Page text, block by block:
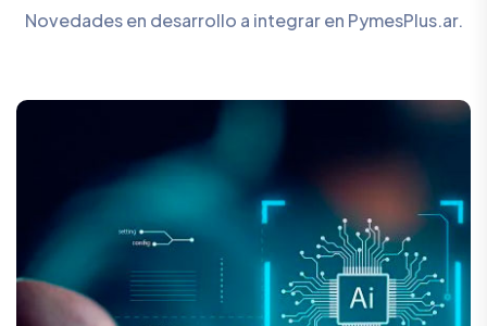
Novedades en desarrollo a integrar en PymesPlus.ar.